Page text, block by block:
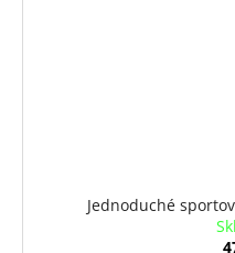
Jednoduché